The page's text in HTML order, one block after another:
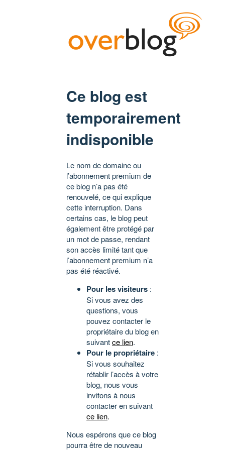
Ce blog est
temporairement
indisponible
Le nom de domaine ou
l’abonnement premium de
ce blog n’a pas été
renouvelé, ce qui explique
cette interruption. Dans
certains cas, le blog peut
également être protégé par
un mot de passe, rendant
son accès limité tant que
l’abonnement premium n’a
pas été réactivé.
Pour les visiteurs :
Si vous avez des
questions, vous
pouvez contacter le
propriétaire du blog en
suivantce lien.
Pour le propriétaire :
Si vous souhaitez
rétablir l’accès à votre
blog, nous vous
invitons à nous
contacter en suivant
ce lien.
Nous espérons que ce blog
pourra être de nouveau